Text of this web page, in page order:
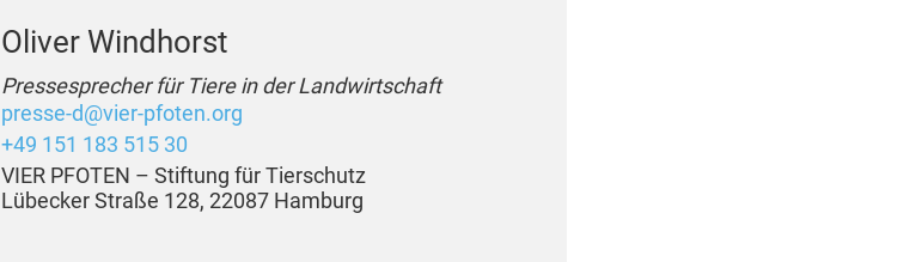
Oliver Windhorst
Pressesprecher für Tiere in der Landwirtschaft
presse-d@vier-pfoten.org
+49 151 183 515 30
VIER PFOTEN – Stiftung für Tierschutz
Lübecker Straße 128, 22087 Hamburg